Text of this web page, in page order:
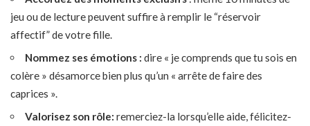
jeu ou de lecture peuvent suffire à remplir le “réservoir
affectif” de votre fille.
Nommez ses émotions : dire « je comprends que tu sois en
colère » désamorce bien plus qu’un « arrête de faire des
caprices ».
Valorisez son rôle:remerciez-la lorsqu’elle aide, félicitez-